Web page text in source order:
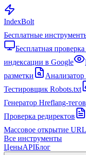
IndexBolt
Бесплатные
Бесплатная
индексации в Google
разметки
Анализатор
Тестировщик Robots.txt
Генератор Hreflang-тегов
Проверка редиректов
Массовое открытие URL
Все инструменты
ЦеныAPIБлог